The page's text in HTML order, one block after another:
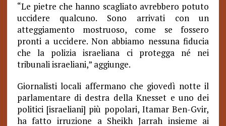
“Le pietre che hanno scagliato avrebbero potuto
uccidere qualcuno. Sono arrivati con un
atteggiamento mostruoso, come se fossero
pronti a uccidere. Non abbiamo nessuna fiducia
che la polizia israeliana ci protegga né nei
tribunali israeliani,” aggiunge.
Giornalisti locali affermano che giovedì notte il
parlamentare di destra della Knesset e uno dei
politici [israeliani] più popolari, Itamar Ben-Gvir,
ha fatto irruzione a Sheikh Jarrah insieme ai